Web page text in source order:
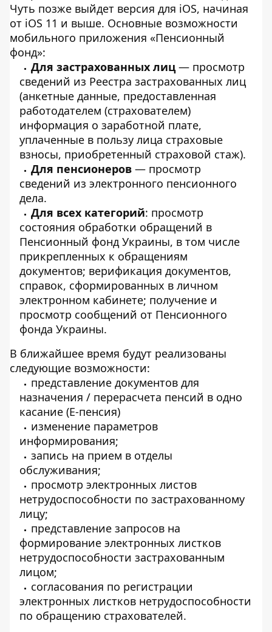
Чуть позже выйдет версия для iOS, начиная
от iOS 11 и выше. Основные возможности
мобильного приложения «Пенсионный
фонд»:
Для застрахованных лиц— просмотр
сведений из Реестра застрахованных лиц
(анкетные данные, предоставленная
работодателем (страхователем)
информация о заработной плате,
уплаченные в пользу лица страховые
взносы, приобретенный страховой стаж).
Для пенсионеров — просмотр
сведений из электронного пенсионного
дела.
Для всех категорий: просмотр
состояния обработки обращений в
Пенсионный фонд Украины, в том числе
прикрепленных к обращениям
документов; верификация документов,
справок, сформированных в личном
электронном кабинете; получение и
просмотр сообщений от Пенсионного
фонда Украины.
В ближайшее время будут реализованы
следующие возможности:
представление документов для
назначения / перерасчета пенсий в одно
касание (Е-пенсия)
изменение параметров
информирования;
запись на прием в отделы
обслуживания;
просмотр электронных листов
нетрудоспособности по застрахованному
лицу;
представление запросов на
формирование электронных листков
нетрудоспособности застрахованным
лицом;
согласования по регистрации
электронных листков нетрудоспособности
по обращению страхователей.